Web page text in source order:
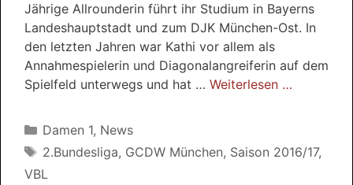
Jährige Allrounderin führt ihr Studium in Bayerns
Landeshauptstadt und zum DJK München-Ost. In
den letzten Jahren war Kathi vor allem als
Annahmespielerin und Diagonalangreiferin auf dem
Spielfeld unterwegs und hat … Weiterlesen …
Kategorien
Damen 1, News
Schlagwörter
2.Bundesliga, GCDW München, Saison 2016/17,
VBL